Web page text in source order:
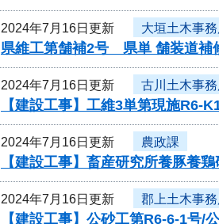
2024年7月16日更新 大垣土木事
県維工第舗補2号 県単 舗装道補
2024年7月16日更新 古川土木事
【建設工事】工維3単第現施
2024年7月16日更新 農政課
【建設工事】畜産研究所養豚養
2024年7月16日更新 郡上土木事
【建設工事】公砂工第R6-6-1号